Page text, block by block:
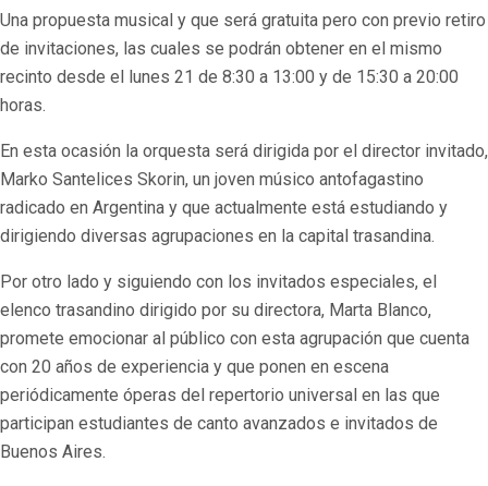
Una propuesta musical y que será gratuita pero con previo retiro
de invitaciones, las cuales se podrán obtener en el mismo
recinto desde el lunes 21 de 8:30 a 13:00 y de 15:30 a 20:00
horas.
En esta ocasión la orquesta será dirigida por el director invitado,
Marko Santelices Skorin, un joven músico antofagastino
radicado en Argentina y que actualmente está estudiando y
dirigiendo diversas agrupaciones en la capital trasandina.
Por otro lado y siguiendo con los invitados especiales, el
elenco trasandino dirigido por su directora, Marta Blanco,
promete emocionar al público con esta agrupación que cuenta
con 20 años de experiencia y que ponen en escena
periódicamente óperas del repertorio universal en las que
participan estudiantes de canto avanzados e invitados de
Buenos Aires.